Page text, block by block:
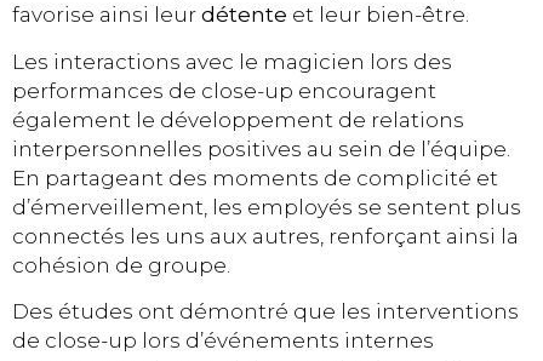
favorise ainsi leur détente et leur bien-être.
Les interactions avec le magicien lors des
performances de close-up encouragent
également le développement de relations
interpersonnelles positives au sein de l’équipe.
En partageant des moments de complicité et
d’émerveillement, les employés se sentent plus
connectés les uns aux autres, renforçant ainsi la
cohésion de groupe.
Des études ont démontré que les interventions
de close-up lors d’événements internes